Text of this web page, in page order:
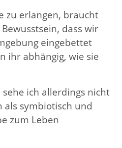
zu erlangen, braucht
dass wir
eingebettet
ihr abhängig, wie sie
ich allerdings nicht
als symbiotisch und
zum Leben